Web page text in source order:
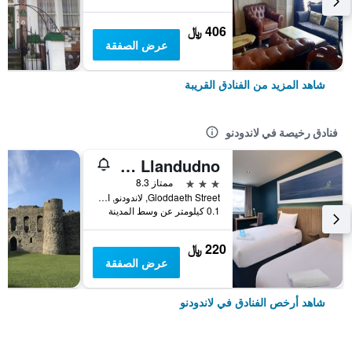
406 ﷼
عرض الصفقة
شاهد المزيد من الفنادق القريبة
فنادق رخيصة في لاندودنو
Travelodge Llandudno
3 نجوم
ممتاز 8.3
Gloddaeth Street, لاندودنو, المملكة المتحدة
0.1 كيلومتر عن وسط المدينة
220 ﷼
عرض الصفقة
شاهد أرخص الفنادق في لاندودنو